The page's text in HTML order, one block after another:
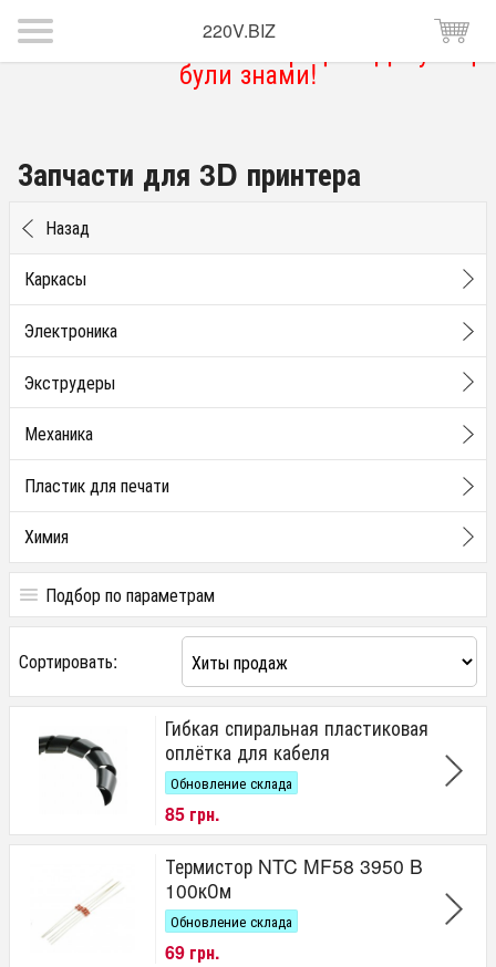
Магазин тимчасово не працює. Дякую що
були знами!
220V.BIZ
Запчасти для 3D принтера
Назад
Каркасы
Электроника
Экструдеры
Механика
Пластик для печати
Химия
Подбор по параметрам
Цена
от до
Сортировать:
Гибкая спиральная пластиковая
оплётка для кабеля
Обновление склада
85 грн.
Термистор NTC MF58 3950 B
100кОм
Обновление склада
69 грн.